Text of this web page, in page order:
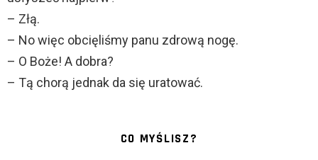
– Złą.
– No więc obcięliśmy panu zdrową nogę.
– O Boże! A dobra?
– Tą chorą jednak da się uratować.
CO MYŚLISZ?